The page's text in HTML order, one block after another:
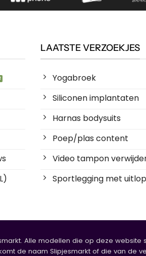
LAATSTE VERZOEKJES
Yogabroek
Siliconen implantaten
Harnas bodysuits
Poep/plas content
Video tampon
Sportlegging met
Alle modellen die op deze website
de naam Slipjesmarkt of die van de